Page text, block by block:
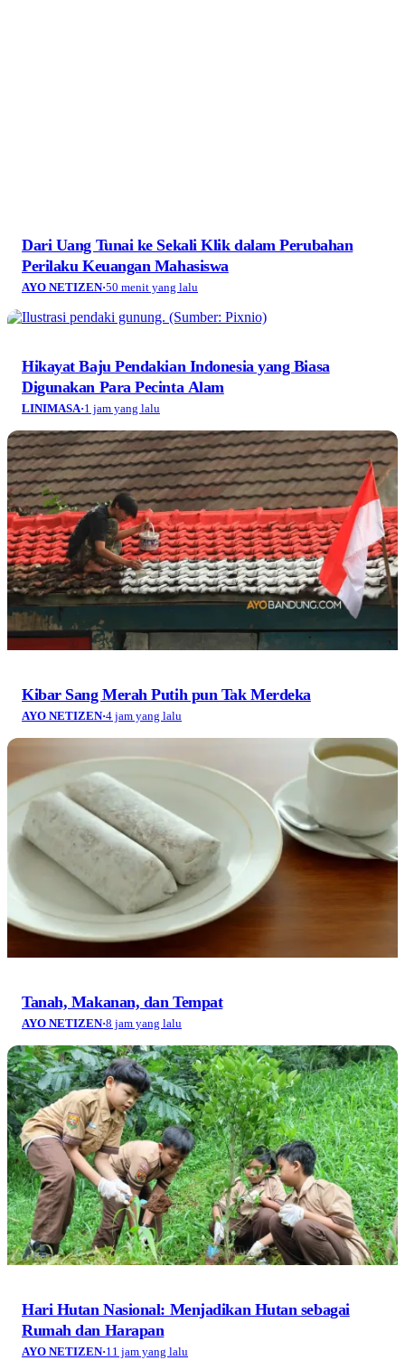
AYO NETIZEN·8 jam yang lalu
Hari Hutan Nasional: Menjadikan Hutan sebagai
Rumah dan Harapan
AYO NETIZEN·11 jam yang lalu
TRENDING TERKINI
Terbelenggu Sekat Birokrasi
Bandung dalam Bayang-Bayang Begal: Realitas atau Efek
Viral?
3
Air Situ Ciburuy Menyusut, Dasar Danau Berusia 1 Abad
Ini Perlahan Terbuka
4
Gunung Alit Telah Lahir di Kawah Ratu Gunung
Sayembara Tangkap Begal dan Batas Tanggung Jawab
Tamasya di Dadaha Tasikmalaya: Tempat Jogging,
Wisata Kuliner, dan Rekreasi Keluarga
WISATA & KULINER·11 jam yang lalu